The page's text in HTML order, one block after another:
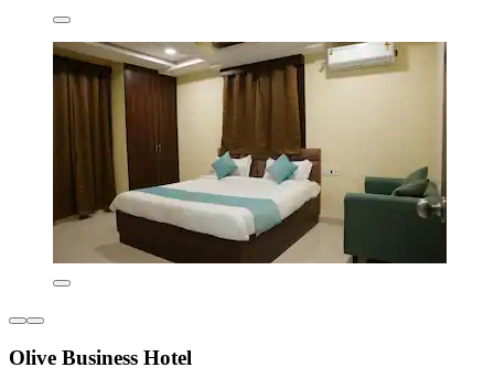
Olive Business Hotel